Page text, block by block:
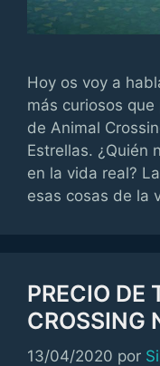
Hoy os voy a
más curiosos
de Animal
Estrellas. ¿Quién
en la vida real?
esas cosas de la
PRECIO DE
CROSSING
13/04/2020 por